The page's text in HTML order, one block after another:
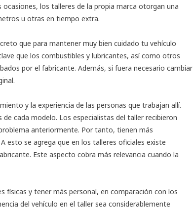
los talleres de la propia marca otorgan una
u otras en tiempo extra.
que para mantener muy bien cuidado tu vehículo
que los combustibles y lubricantes, así como otros
por el fabricante. Además, si fuera necesario cambiar
y la experiencia de las personas que trabajan allí.
cada modelo. Los especialistas del taller recibieron
anteriormente. Por tanto, tienen más
esto se agrega que en los talleres oficiales existe
Este aspecto cobra más relevancia cuando la
físicas y tener más personal, en comparación con los
del vehículo en el taller sea considerablemente